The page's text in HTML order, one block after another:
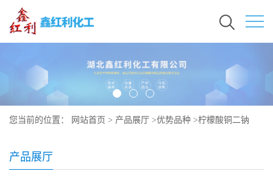
您当前的位置： 网站首页 > 产品展厅 >优势品种 >柠檬酸铜二钠
产品展厅